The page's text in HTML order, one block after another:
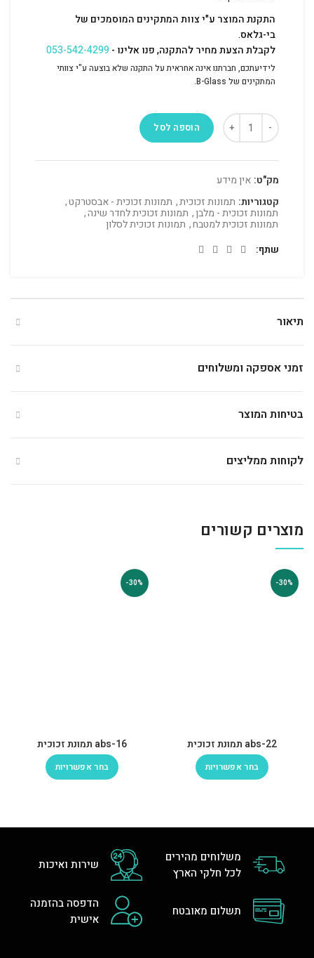
התקנת המוצר ע"י צוות המתקינים המוסמכים של
בי-גלאס.
לקבלת הצעת מחיר להתקנה, פנו אלינו -053-542-4299
לידיעתכם, חברתנו אינה אחראית על התקנה שלא בוצעה ע"י צוותי
המתקינים של B-Glass.
הוספה לסל
מק"ט: אין מידע
קטגוריות: תמונות זכוכית, תמונות זכוכית - אבסטרקט,
תמונות זכוכית - מלבן, תמונות זכוכית לחדר שינה,
תמונות זכוכית למטבח, תמונות זכוכית לסלון
שתף
תיאור
זמני אספקה ומשלוחים
בטיחות המוצר
לקוחות ממליצים
מוצרים קשורים
-30%
abs-22 תמונת זכוכית
בחר אפשרויות
-30%
abs-16 תמונת זכוכית
בחר אפשרויות
משלוחים מהירים
לכל חלקי הארץ
שירות ואיכות
תשלום מאובטח
הדפסה בהזמנה
אישית